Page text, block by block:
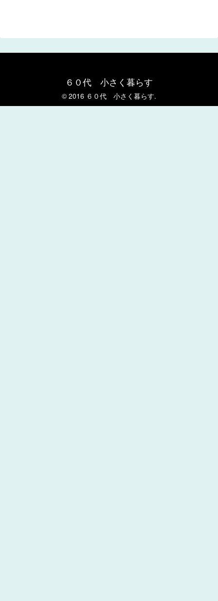
６０代 小さく暮らす
© 2016 ６０代 小さく暮らす.